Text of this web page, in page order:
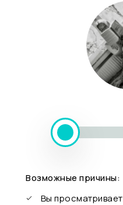
Возможные причины:
Вы